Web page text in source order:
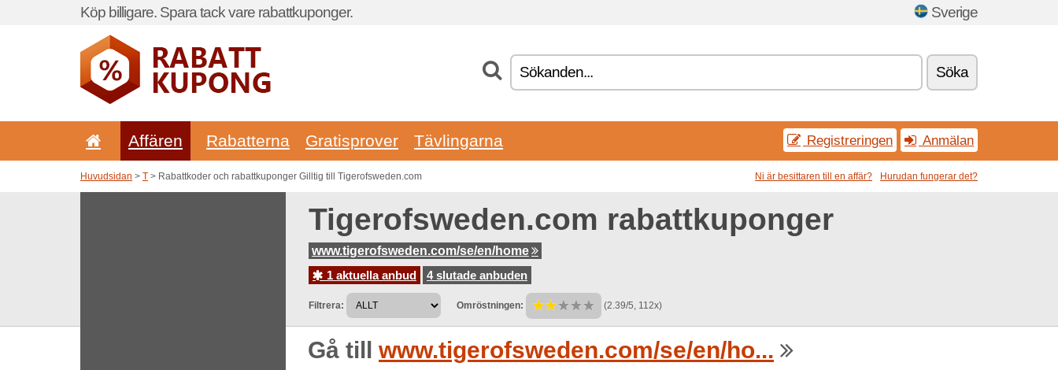
Köp billigare. Spara tack vare rabattkuponger. Sverige
Söka
Affären Rabatterna Gratisprover Tävlingarna Registreringen Anmälan
Huvudsidan > T > Rabattkoder och rabattkuponger Gilltig till Tigerofsweden.com Ni är besittaren till en affär? Hurudan fungerar det?
Tigerofsweden.com rabattkuponger
www.tigerofsweden.com/se/en/home
1 aktuella anbud
4 slutade anbuden
Filtrera: Omröstningen: (2.39/5, 112x)
Gå till www.tigerofsweden.com/se/en/ho...